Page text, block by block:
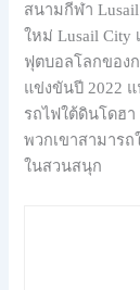
สนามกีฬา
ใหม่ Lusail
ฟุตบอลโลกของ
แข่งขันปี 2022
รถไฟใต้ดินโดฮ
พวกเขาสามาร
ในสวนสนุก